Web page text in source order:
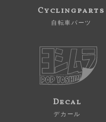
Cyclingparts
自転車パーツ
Decal
デカール